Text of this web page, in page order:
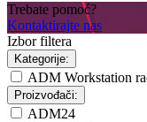
Trebate pomoć?
Kontaktirajte nas
Izbor filtera
Kategorije:
ADM Workstation
Proizvođači:
ADM24